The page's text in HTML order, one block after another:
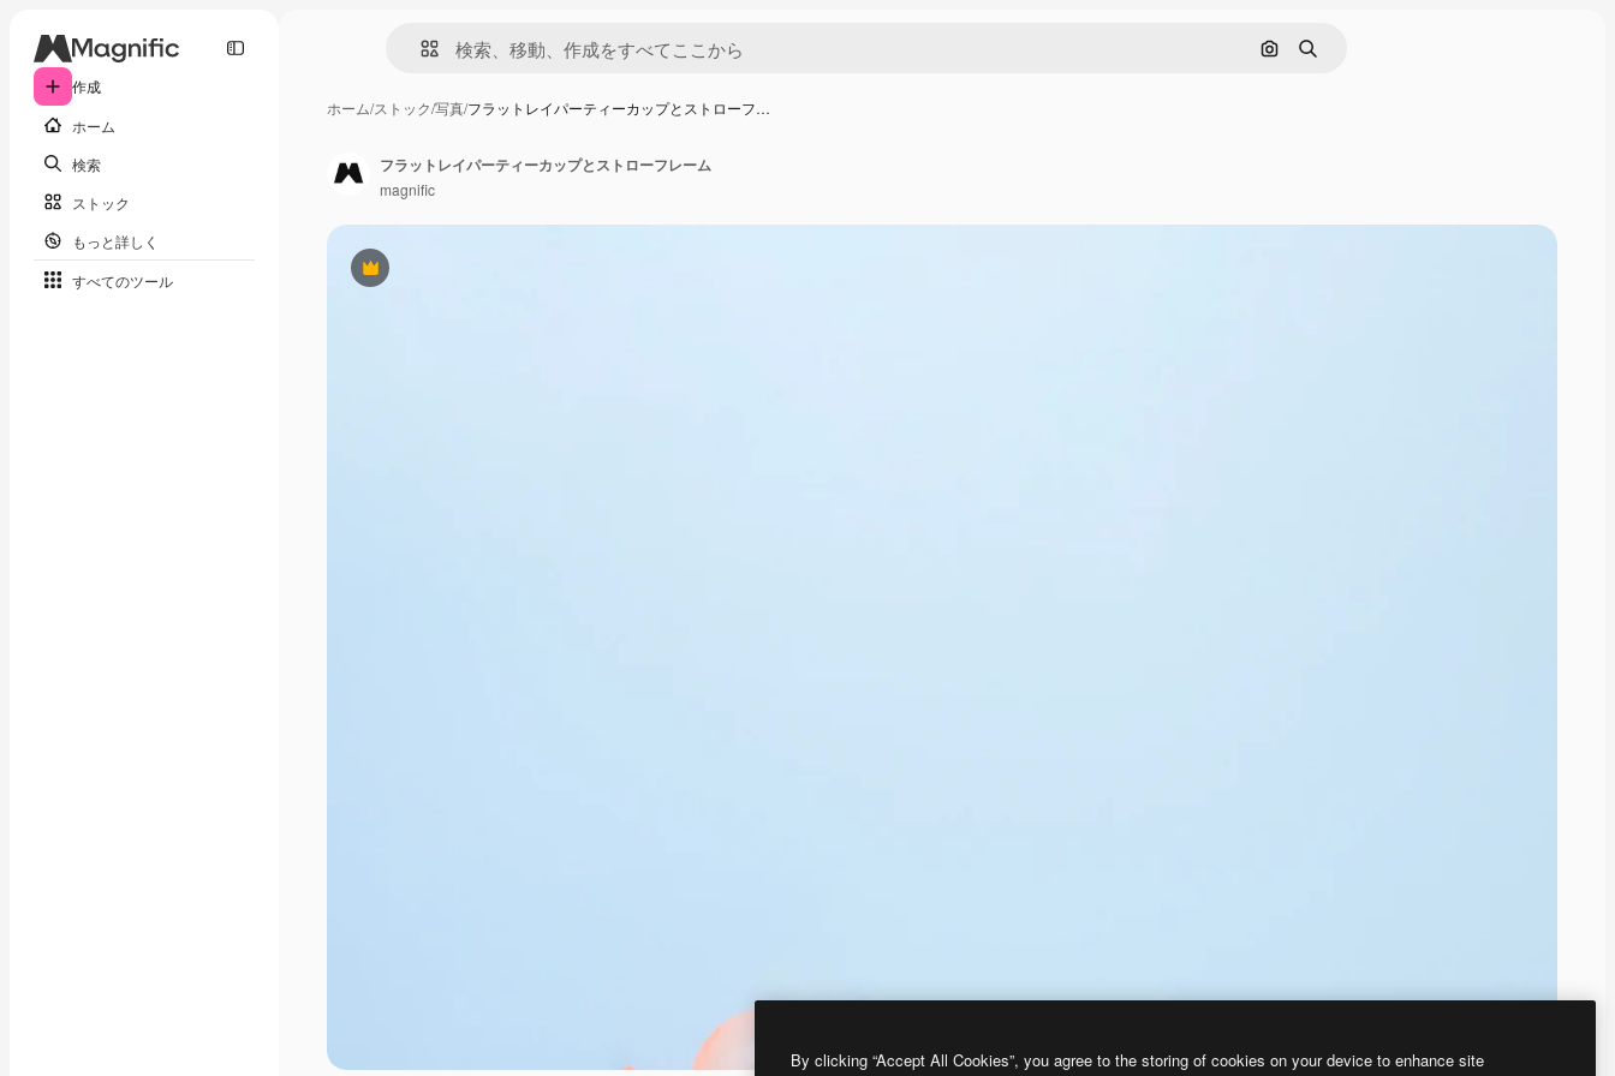
作成
ホーム
検索
ストック
もっと詳しく
すべてのツール
画像で検索
検索
ホーム/ストック/写真/フラットレイパーティーカップとストローフ…
Premium
フラットレイパーティーカップとストローフレーム
magnific
By clicking “Accept All Cookies”, you agree to the storing of cookies on your device to enhance site